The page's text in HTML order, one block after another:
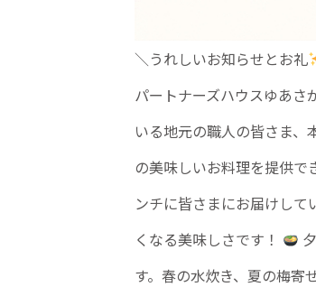
＼うれしいお知らせとお礼
パートナーズハウスゆあさ
いる地元の職人の皆さま、
の美味しいお料理を提供
ンチに皆さまにお届けし
くなる美味しさです！
す。春の水炊き、夏の梅